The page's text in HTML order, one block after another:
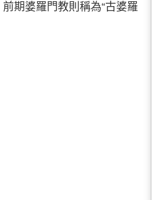
期婆羅門教則稱為“古婆羅